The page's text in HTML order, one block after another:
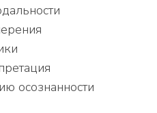
осознанности